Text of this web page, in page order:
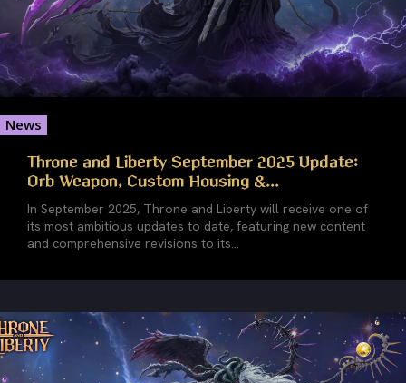
News
Throne and Liberty September 2025 Update:
Orb Weapon, Custom Housing &...
In September 2025, Throne and Liberty will receive one of
its most ambitious updates to date, featuring new content
and comprehensive revisions to its...